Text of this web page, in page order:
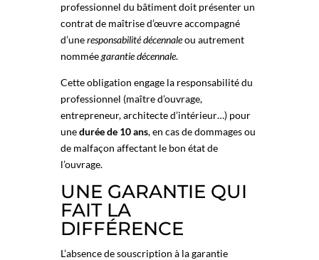
professionnel du bâtiment doit présenter un
contrat de maîtrise d’œuvre accompagné
d’uneresponsabilité décennaleou autrement
nomméegarantie décennale.
Cette obligation engage la responsabilité du
professionnel (maître d’ouvrage,
entrepreneur, architecte d’intérieur…) pour
unedurée de 10 ans, en cas de dommages ou
de malfaçon affectant le bon état de
l’ouvrage.
UNE GARANTIE QUI
FAIT LA
DIFFÉRENCE
L’absence de souscription à la garantie